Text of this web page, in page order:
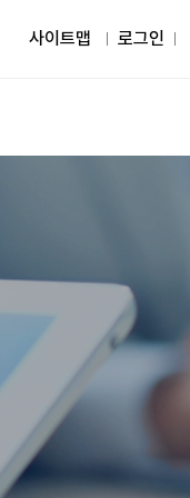
사이트맵 로그인